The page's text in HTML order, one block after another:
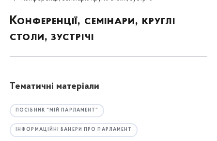
Конференції, семінари, круглі
столи, зустрічі
Тематичні матеріали
ПОСІБНИК "МІЙ ПАРЛАМЕНТ"
ІНФОРМАЦІЙНІ БАНЕРИ ПРО ПАРЛАМЕНТ